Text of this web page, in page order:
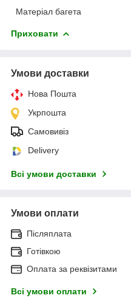
Матеріал багета
Приховати
Умови доставки
Нова Пошта
Укрпошта
Самовивіз
Delivery
Всі умови доставки
Умови оплати
Післяплата
Готівкою
Оплата за реквізитами
Всі умови оплати